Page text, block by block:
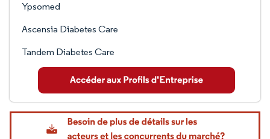
Ypsomed
Ascensia Diabetes Care
Tandem Diabetes Care